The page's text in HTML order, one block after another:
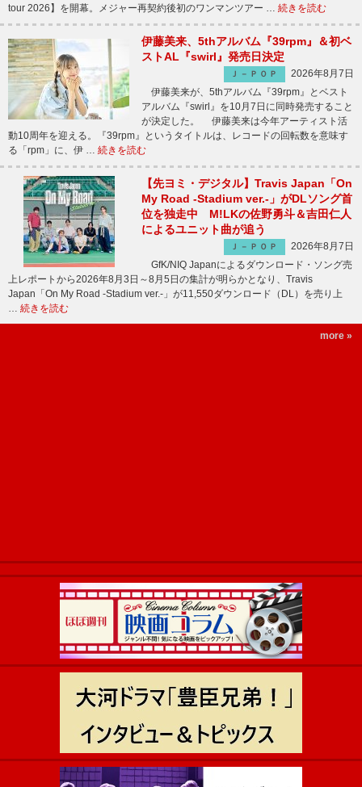
tour 2026】を開幕。メジャー再契約後初のワンマンツアー … 続きを読む
伊藤美来、5thアルバム『39rpm』＆初ベ
ストAL『swirl』発売日決定
Ｊ－ＰＯＰ
2026年8月7日
伊藤美来が、5thアルバム『39rpm』とベスト
アルバム『swirl』を10月7日に同時発売すること
が決定した。 伊藤美来は今年アーティスト活
動10周年を迎える。『39rpm』というタイトルは、レコードの回転数を意味す
る「rpm」に、伊 … 続きを読む
【先ヨミ・デジタル】Travis Japan「On
My Road -Stadium ver.-」がDLソング首
位を独走中 M!LKの佐野勇斗＆吉田仁人
によるユニット曲が追う
Ｊ－ＰＯＰ
2026年8月7日
GfK/NIQ Japanによるダウンロード・ソング売
上レポートから2026年8月3日～8月5日の集計が明らかとなり、Travis
Japan「On My Road -Stadium ver.-」が11,550ダウンロード（DL）を売り上
… 続きを読む
more »